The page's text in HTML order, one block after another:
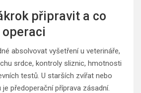
připravit a co
absolvovat vyšetření u veterináře,
srdce, kontroly sliznic, hmotnosti
testů. U starších zvířat nebo
předoperační příprava zásadní.